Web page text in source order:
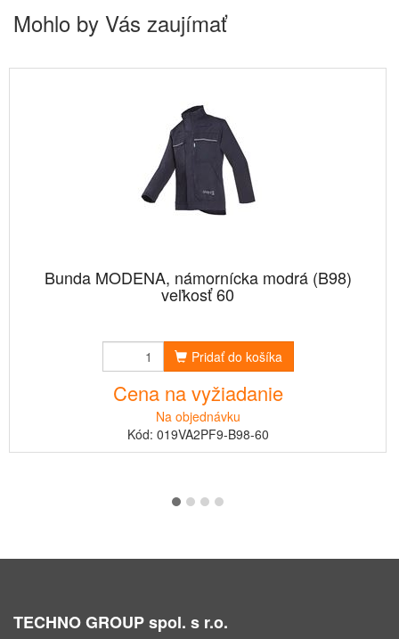
Mohlo by Vás zaujímať
Bunda MODENA, námornícka modrá (B98)
veľkosť 60
Pridať do košíka
Cena na vyžiadanie
Na objednávku
Kód: 019VA2PF9-B98-60
TECHNO GROUP spol. s r.o.